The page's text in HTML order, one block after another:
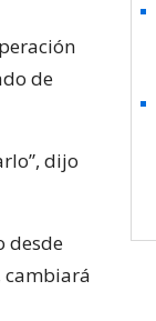
de
dijo
desde
cambiará